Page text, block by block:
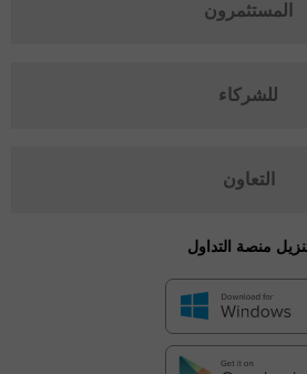
المستثمرون
للشركاء
التعاون
منصة التداول